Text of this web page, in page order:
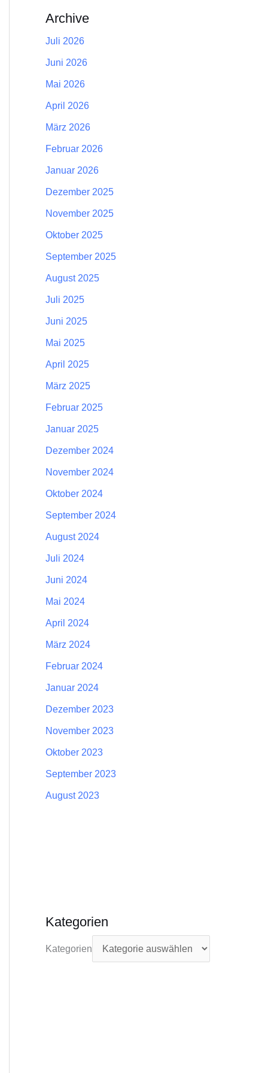
Archive
Juli 2026
Juni 2026
Mai 2026
April 2026
März 2026
Februar 2026
Januar 2026
Dezember 2025
November 2025
Oktober 2025
September 2025
August 2025
Juli 2025
Juni 2025
Mai 2025
April 2025
März 2025
Februar 2025
Januar 2025
Dezember 2024
November 2024
Oktober 2024
September 2024
August 2024
Juli 2024
Juni 2024
Mai 2024
April 2024
März 2024
Februar 2024
Januar 2024
Dezember 2023
November 2023
Oktober 2023
September 2023
August 2023
Kategorien
Kategorien